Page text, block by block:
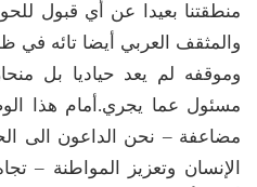
منطقتنا بعيدا عن أي قبول
والمثقف العربي أيضا تائه في
وموقفه لم يعد حياديا بل
مسئول عما يجري.أمام هذا
مضاعفة – نحن الداعون الى
الإنسان وتعزيز المواطنة –